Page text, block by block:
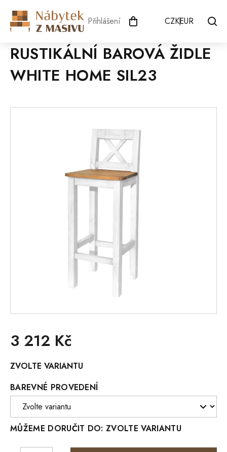
obsah
Přihlášení CZKEUR
RUSTIKÁLNÍ BAROVÁ ŽIDLE
WHITE HOME SIL23
3 212 Kč
cena:
ZVOLTE VARIANTU
BAREVNÉ PROVEDENÍ
MŮŽEME DORUČIT DO: ZVOLTE VARIANTU